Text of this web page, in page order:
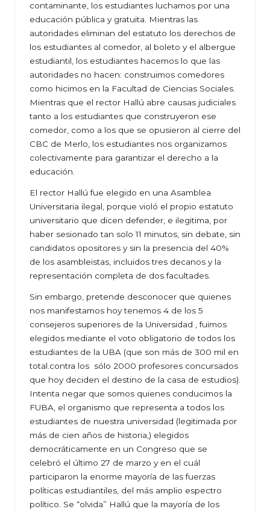
contaminante, los estudiantes luchamos por una
educación pública y gratuita. Mientras las
autoridades eliminan del estatuto los derechos de
los estudiantes al comedor, al boleto y el albergue
estudiantil, los estudiantes hacemos lo que las
autoridades no hacen: construimos comedores
como hicimos en la Facultad de Ciencias Sociales.
Mientras que el rector Hallú abre causas judiciales
tanto a los estudiantes que construyeron ese
comedor, como a los que se opusieron al cierre del
CBC de Merlo, los estudiantes nos organizamos
colectivamente para garantizar el derecho a la
educación.
El rector Hallú fue elegido en una Asamblea
Universitaria ilegal, porque violó el propio estatuto
universitario que dicen defender, e ilegitima, por
haber sesionado tan solo 11 minutos, sin debate, sin
candidatos opositores y sin la presencia del 40%
de los asambleistas, incluidos tres decanos y la
representación completa de dos facultades.
Sin embargo, pretende desconocer que quienes
nos manifestamos hoy tenemos 4 de los 5
consejeros superiores de la Universidad , fuimos
elegidos mediante el voto obligatorio de todos los
estudiantes de la UBA (que son más de 300 mil en
total.contra los sólo 2000 profesores concursados
que hoy deciden el destino de la casa de estudios).
Intenta negar que somos quienes conducimos la
FUBA, el organismo que representa a todos los
estudiantes de nuestra universidad (legitimada por
más de cien años de historia,) elegidos
democráticamente en un Congreso que se
celebró el último 27 de marzo y en el cuál
participaron la enorme mayoría de las fuerzas
políticas estudiantiles, del más amplio espectro
político. Se “olvida” Hallú que la mayoría de los